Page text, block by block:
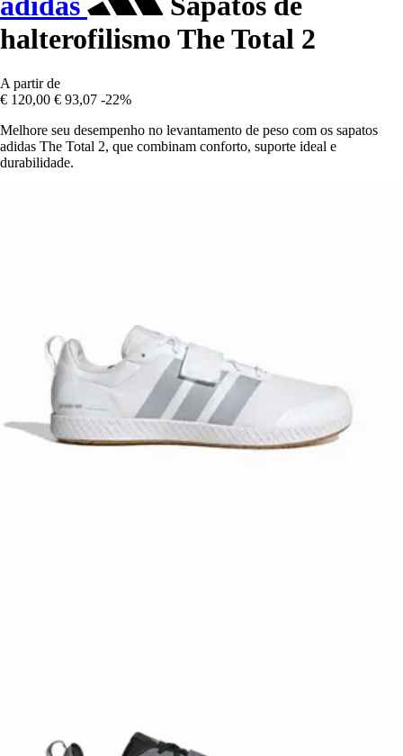
halterofilismo The Total 2
A partir de
€ 120,00 € 93,07 -22%
Melhore seu desempenho no levantamento de peso com os sapatos
adidas The Total 2, que combinam conforto, suporte ideal e
durabilidade.